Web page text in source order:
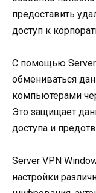
предоставить
доступ к
С помощью Server
обмениваться
компьютерами
Это защищает
доступа и
Server VPN
настройки